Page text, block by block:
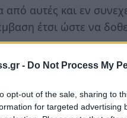
- Do Not Process My
opt-out of the sale, sharing to
for targeted advertising
αυτές και εν
έτσι ώστε να
στο θέμα
ότι «ο βασικός